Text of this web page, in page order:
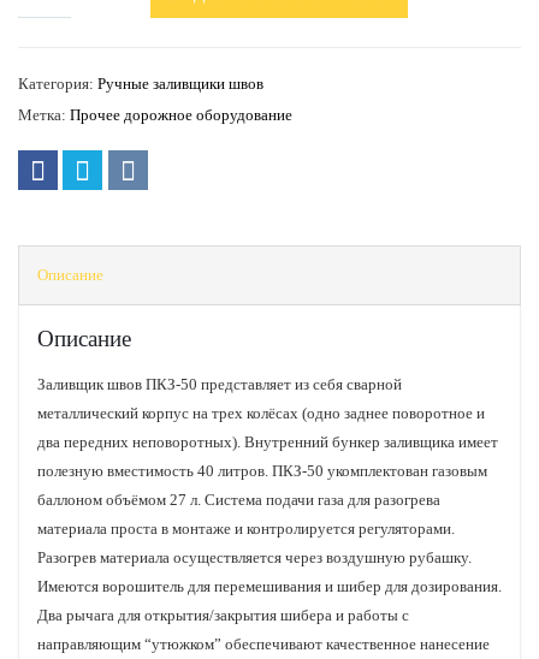
Категория: Ручные заливщики швов
Метка: Прочее дорожное оборудование
Описание
Описание
Заливщик швов ПКЗ-50 представляет из себя сварной
металлический корпус на трех колёсах (одно заднее поворотное и
два передних неповоротных). Внутренний бункер заливщика имеет
полезную вместимость 40 литров. ПКЗ-50 укомплектован газовым
баллоном объёмом 27 л. Система подачи газа для разогрева
материала проста в монтаже и контролируется регуляторами.
Разогрев материала осуществляется через воздушную рубашку.
Имеются ворошитель для перемешивания и шибер для дозирования.
Два рычага для открытия/закрытия шибера и работы с
направляющим “утюжком” обеспечивают качественное нанесение